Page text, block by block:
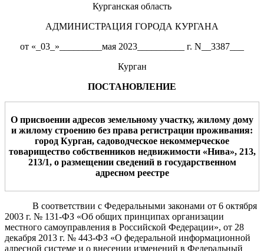
Курганская область
АДМИНИСТРАЦИЯ ГОРОДА КУРГАНА
от «_03_»_________мая 2023__________ г. N__3387___
Курган
ПОСТАНОВЛЕНИЕ
О присвоении адресов земельному участку, жилому дому
и жилому строению без права регистрации проживания:
город Курган, садоводческое некоммерческое
товариществособственников недвижимости«Нива», 213,
213/1, о размещении сведений в государственном
адресном реестре
В соответствии с Федеральными законами от 6 октября
2003 г. № 131-ФЗ «Об общих принципах организации
местного самоуправления в Российской Федерации», от 28
декабря 2013 г. № 443-ФЗ «О федеральной информационной
адресной системе и о внесении изменений в Федеральный